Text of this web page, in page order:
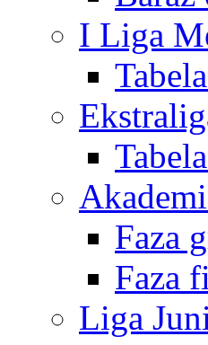
I Liga
Faza
Faza
Liga